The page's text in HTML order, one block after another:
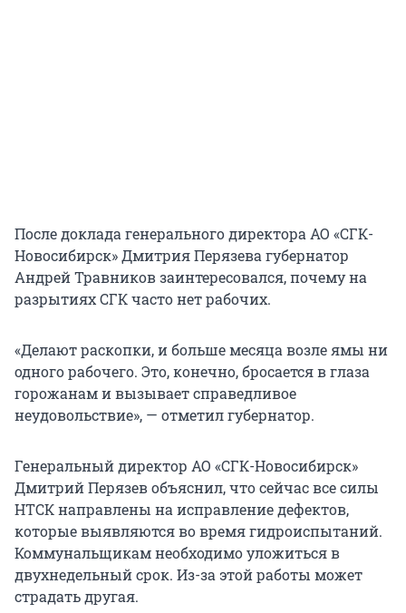
После доклада генерального директора АО «СГК-
Новосибирск» Дмитрия Перязева губернатор
Андрей Травников заинтересовался, почему на
разрытиях СГК часто нет рабочих.
«Делают раскопки, и больше месяца возле ямы ни
одного рабочего. Это, конечно, бросается в глаза
горожанам и вызывает справедливое
неудовольствие», — отметил губернатор.
Генеральный директор АО «СГК-Новосибирск»
Дмитрий Перязев объяснил, что сейчас все силы
НТСК направлены на исправление дефектов,
которые выявляются во время гидроиспытаний.
Коммунальщикам необходимо уложиться в
двухнедельный срок. Из-за этой работы может
страдать другая.